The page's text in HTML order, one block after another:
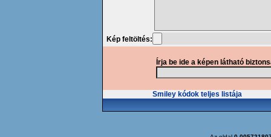
Kép feltöltés:
Írja be ide a képen látható
Smiley kódok teljes listája